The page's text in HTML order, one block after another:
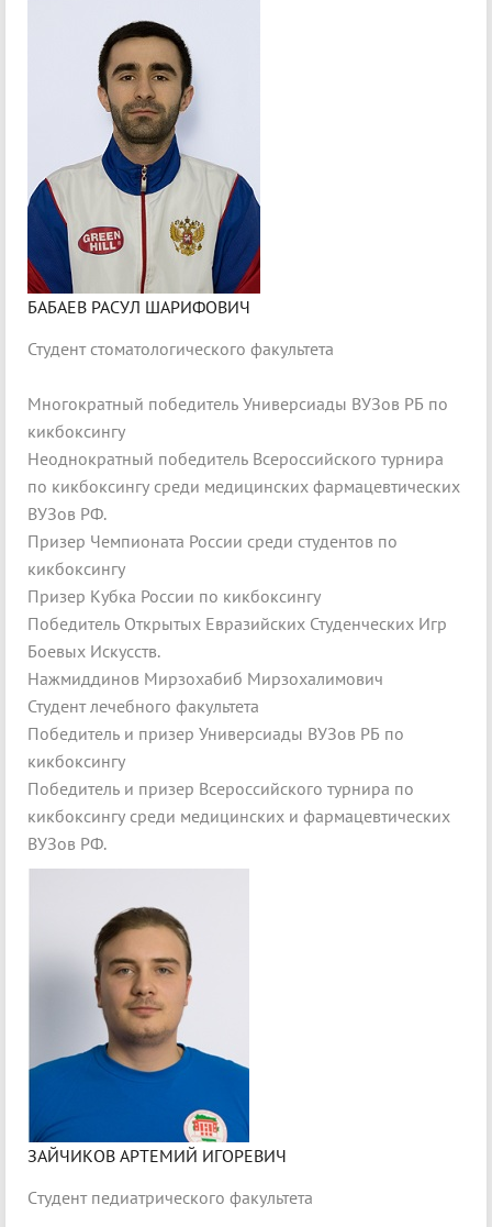
БАБАЕВ РАСУЛ ШАРИФОВИЧ
Студент стоматологического факультета
Многократный победитель Универсиады ВУЗов РБ по
кикбоксингу
Неоднократный победитель Всероссийского турнира
по кикбоксингу среди медицинских фармацевтических
ВУЗов РФ.
Призер Чемпионата России среди студентов по
кикбоксингу
Призер Кубка России по кикбоксингу
Победитель Открытых Евразийских Студенческих Игр
Боевых Искусств.
Нажмиддинов Мирзохабиб Мирзохалимович
Студент лечебного факультета
Победитель и призер Универсиады ВУЗов РБ по
кикбоксингу
Победитель и призер Всероссийского турнира по
кикбоксингу среди медицинских и фармацевтических
ВУЗов РФ.
ЗАЙЧИКОВ АРТЕМИЙ ИГОРЕВИЧ
Cтудент педиатрического факультета